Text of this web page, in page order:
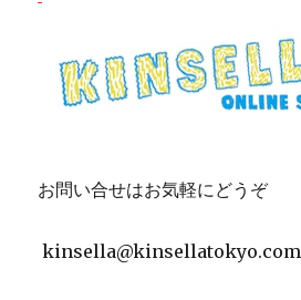
お問い合せはお気軽にどうぞ
kinsella@kinsellatokyo.com